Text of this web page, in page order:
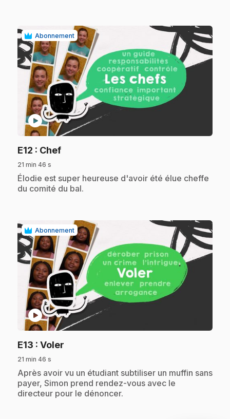
Abonnement
play_circle
E12 : Chef.
21 min 46 s
.Élodie est super heureuse d'avoir été élue cheffe
du comité du bal.
Abonnement
play_circle
E13 : Voler
21 min 46 s
.Après avoir vu un étudiant subtiliser un muffin sans
payer, Simon prend rendez-vous avec le
directeur pour le dénoncer.